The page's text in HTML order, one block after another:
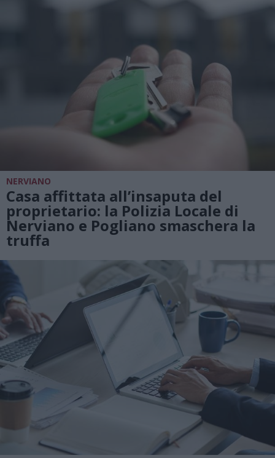
NERVIANO
Casa affittata all’insaputa del
proprietario: la Polizia Locale di
Nerviano e Pogliano smaschera la
truffa